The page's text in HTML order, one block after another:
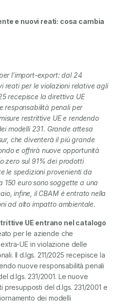
e nuovi reati: cosa cambia
l’import-export: dal 24
reati per le violazioni relative agli
recepisce la direttiva UE
responsabilità penali per
restrittive UE e rendendo
modelli 231. Grande attesa
che diventerà il più grande
e offrirà nuove opportunità
zero sul 91% dei prodotti
le spedizioni provenienti da
150 euro sono soggette a una
infine, il CBAM è entrato nella
ad alto impatto ambientale.
UE entrano nel catalogo
per le aziende che
UE in violazione delle
Il d.lgs. 211/2025 recepisce la
nuove responsabilità penali
d.lgs. 231/2001. Le nuove
presupposti del d.lgs. 231/2001 e
dei modelli